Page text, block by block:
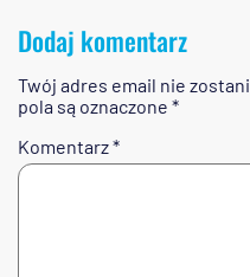
Dodaj komentarz
Twój adres email nie
pola są oznaczone *
Komentarz*